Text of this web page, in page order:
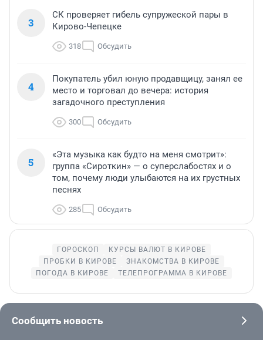
3
СК проверяет гибель супружеской пары в
Кирово-Чепецке
318 Обсудить
4
Покупатель убил юную продавщицу, занял ее
место и торговал до вечера: история
загадочного преступления
300 Обсудить
5
«Эта музыка как будто на меня смотрит»:
группа «Сироткин» — о суперслабостях и о
том, почему люди улыбаются на их грустных
песнях
285 Обсудить
ГОРОСКОП
КУРСЫ ВАЛЮТ В КИРОВЕ
ПРОБКИ В КИРОВЕ
ЗНАКОМСТВА В КИРОВЕ
ПОГОДА В КИРОВЕ
ТЕЛЕПРОГРАММА В КИРОВЕ
Сообщить новость